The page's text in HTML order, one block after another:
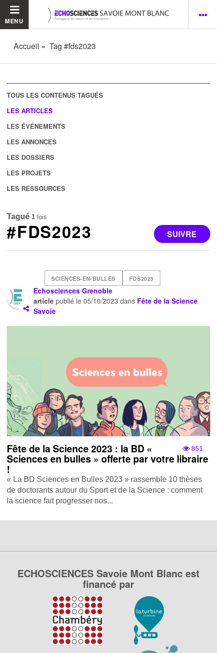
MENU
Accueil Tag #fds2023
TOUS LES CONTENUS TAGUÉS
LES ARTICLES
LES ÉVÉNEMENTS
LES ANNONCES
LES DOSSIERS
LES PROJETS
LES RESSOURCES
Tagué 1 fois
SUIVRE
#FDS2023
SCIENCES-EN-BULLES FDS2023
Echosciences Grenoble
article publié le05/10/2023 dans Fête de la Science
Savoie
851
Fête de la Science 2023 : la BD «
Sciences en bulles » offerte par votre libraire
!
« La BD Sciences en Bulles 2023 » rassemble 10 thèses
de doctorants autour du Sport et de la Science : comment
la science fait progresser nos...
ECHOSCIENCES Savoie Mont Blanc est
financé par